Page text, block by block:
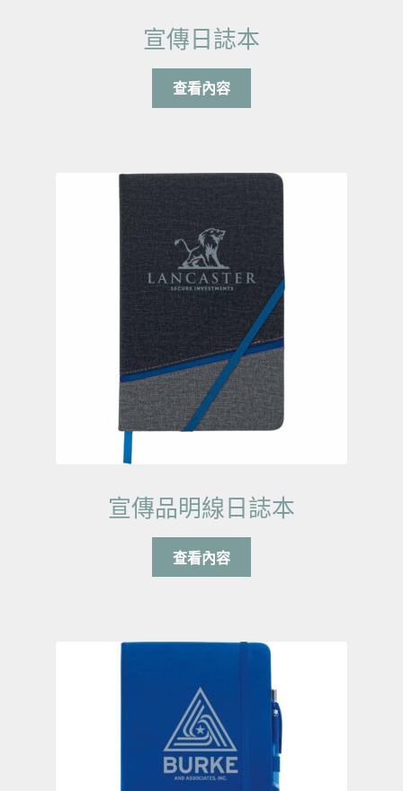
宣傳日誌本
查看內容
宣傳品明線日誌本
查看內容